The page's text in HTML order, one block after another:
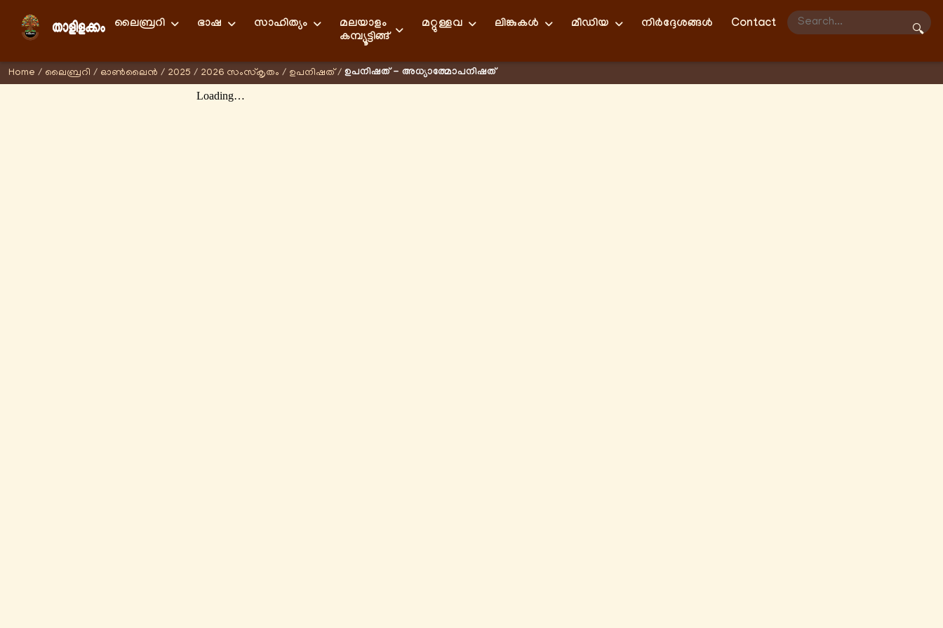
ലൈബ്രറി ഭാഷ സാഹിത്യം
മലയാളം
കമ്പ്യൂട്ടിങ്ങ്
മറ്റുള്ളവ ലിങ്കുകള്‍ മീഡിയ നിർദ്ദേശങ്ങൾ Contact
🔍
Home / ലൈബ്രറി / ഓണ്‍ലൈന്‍ / 2025 / 2026 സംസ്കൃതം / ഉപനിഷത് / ഉപനിഷത് - അധ്യാത്മോപനിഷത്